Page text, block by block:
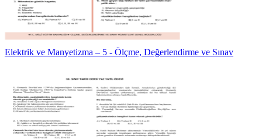
Elektrik ve Manyetizma – 5 - Ölçme, Değerlendirme ve Sınav